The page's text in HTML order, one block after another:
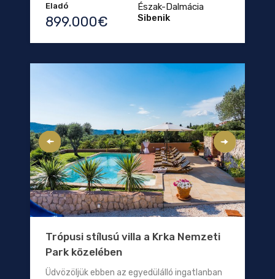
Eladó
899.000€
Észak-Dalmácia
Sibenik
Trópusi stílusú villa a Krka Nemzeti
Park közelében
Üdvözöljük ebben az egyedülálló ingatlanban